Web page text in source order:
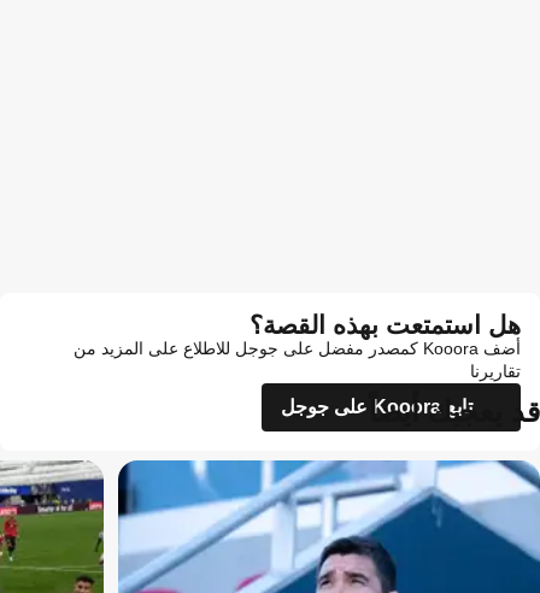
هل استمتعت بهذه القصة؟
أضف Kooora كمصدر مفضل على جوجل للاطلاع على المزيد من
تقاريرنا
تابع Kooora على جوجل
قد يعجبك أيضاً